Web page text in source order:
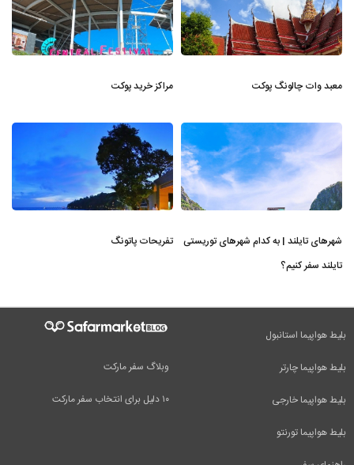
معبد وات چالونگ پوکت مراکز خرید پوکت
شهرهای تایلند | به کدام شهرهای توریستی
تایلند سفر کنیم؟
تفریحات پاتونگ
وبلاگ سفر مارکت
۱۰ دلیل برای انتخاب سفر مارکت
بلیط هواپیما استانبول
بلیط هواپیما چارتر
بلیط هواپیما خارجی
بلیط هواپیما تورنتو